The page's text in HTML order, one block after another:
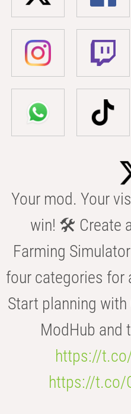
Your mod. Your
win! 🛠️ Create
Farming
four categories for
Start planning
ModHub and
https://
https://t.co/